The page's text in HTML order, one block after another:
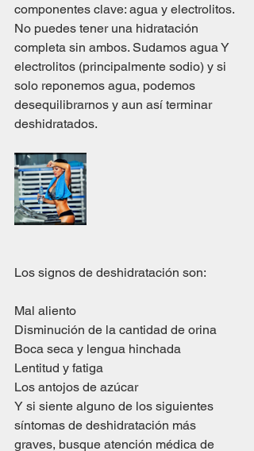
componentes clave: agua y electrolitos.
No puedes tener una hidratación
completa sin ambos. Sudamos agua Y
electrolitos (principalmente sodio) y si
solo reponemos agua, podemos
desequilibrarnos y aun así terminar
deshidratados.
Los signos de deshidratación son:
Mal aliento
Disminución de la cantidad de orina
Boca seca y lengua hinchada
Lentitud y fatiga
Los antojos de azúcar
Y si siente alguno de los siguientes
síntomas de deshidratación más
graves, busque atención médica de